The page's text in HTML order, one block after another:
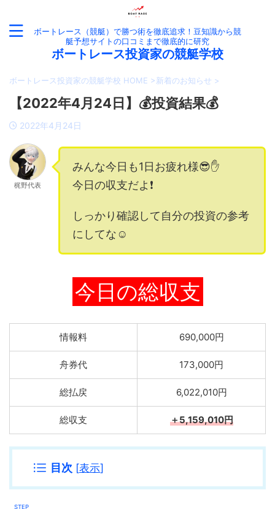
ボートレース（競艇）で勝つ術を徹底追求！豆知識から競
艇予想サイトの口コミまで徹底的に研究
ボートレース投資家の競艇学校
ボートレース投資家の競艇学校 HOME >新着のお知らせ >
【2022年4月24日】💰投資結果💰
2022年4月24日
梶野代表
みんな今日も1日お疲れ様😎✋
今日の収支だよ❗️
しっかり確認して自分の投資の参考
にしてな☺️
今日の総収支
情報料 690,000円
舟券代 173,000円
総払戻 6,022,010円
総収支 ＋5,159,010円
目次 [表示]